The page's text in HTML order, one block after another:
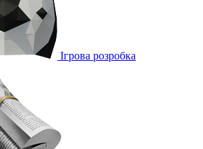
Ігрова розробка